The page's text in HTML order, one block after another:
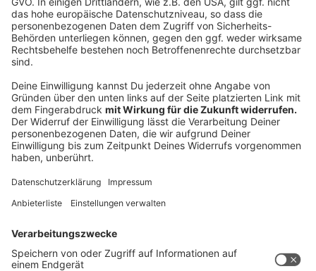
insbesondere bei höherer Gewalt oder falls das
Gewinnspiel aus anderen (organisatorischen, technischen
oder rechtlichen) Gründen nicht durchgeführt bzw.
fortgesetzt werden kann. Den Teilnehmern stehen in einem
Gewinnspielanbieter zu.
11. Rechtsweg
Der Rechtsweg ist ausgeschlossen.
Der Gewinnspielanbieter haftet nicht für Schäden aufgrund
oder Unterbrechungen von Übertragungen oder für